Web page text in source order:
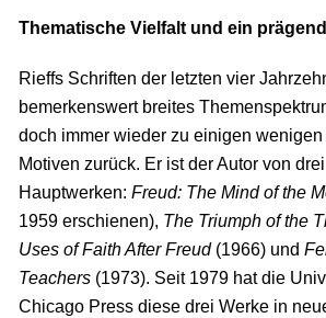
Thematische Vielfalt und ein
Rieffs Schriften der letzten vier
bemerkenswert breites
doch immer wieder zu einigen
Motiven zurück. Er ist der Autor von drei
Hauptwerken: Freud: The Mind of the
1959 erschienen), The Triumph of the
Uses of Faith After Freud(1966) und
Teachers(1973). Seit 1979 hat die
Chicago Press diese drei Werke in